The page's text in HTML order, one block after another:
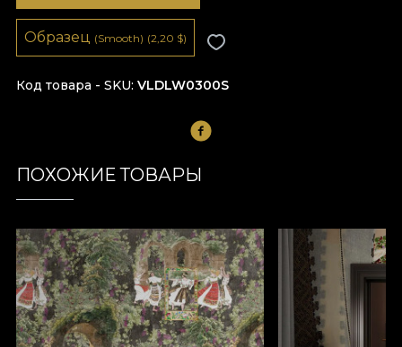
Код товара - SKU VLDLW0300S
Образец (Smooth) (2,20 $)
ПОХОЖИЕ ТОВАРЫ